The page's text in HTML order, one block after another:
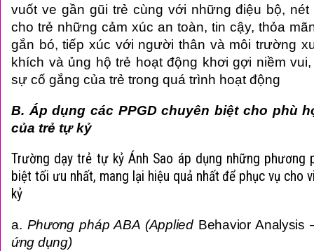
vuốt ve gần gũi trẻ cùng với những điệu bộ,
cho trẻ những cảm xúc an toàn, tin cậy, thỏa
gắn bó, tiếp xúc với người thân và môi trường
khích và ủng hộ trẻ hoạt động khơi gợi niềm
sự cố gắng của trẻ trong quá trình hoạt động
B. Áp dụng các PPGD chuyên biệt cho phù
của trẻ tự kỷ
Trường dạy trẻ tự kỷÁnh Sao áp dụng những phương
biệt tối ưu nhất, mang lại hiệu quả nhất để phục vụ cho
kỷ
a. Phương pháp ABA (Applied Behavior Analysis
ứng dụng)